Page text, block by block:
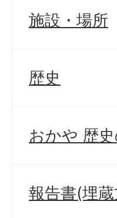
施設・場所
歴史
おかや 歴
報告書(埋